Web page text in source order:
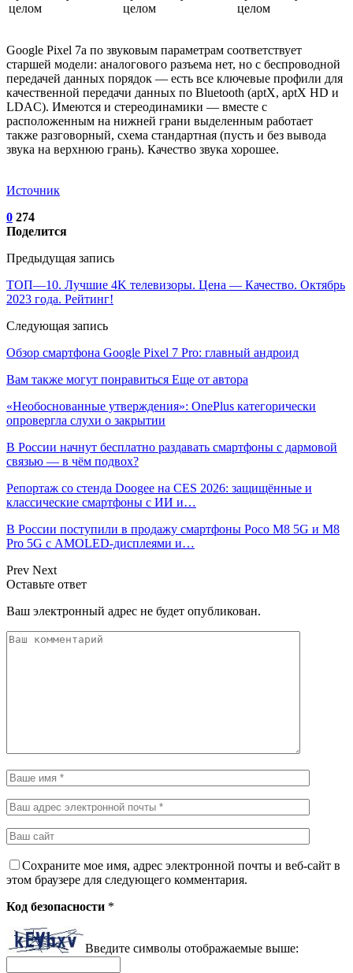
Google Pixel 7a по звуковым параметрам соответствует
старшей модели: аналогового разъема нет, но с беспроводной
передачей данных порядок — есть все ключевые профили для
качественной передачи данных по Bluetooth (aptX, aptX HD и
LDAC). Имеются и стереодинамики — вместе с
расположенным на нижней грани выделенным работает
также разговорный, схема стандартная (пусть и без вывода
звука на верхнюю грань). Качество звука хорошее.
Источник
0 274
Поделится
Предыдущая запись
ТОП—10. Лучшие 4K телевизоры. Цена — Качество. Октябрь
2023 года. Рейтинг!
Следующая запись
Обзор смартфона Google Pixel 7 Pro: главный андроид
Вам также могут понравиться Еще от автора
«Необоснованные утверждения»: OnePlus категорически
опровергла слухи о закрытии
В России начнут бесплатно раздавать смартфоны с дармовой
связью — в чём подвох?
Репортаж со стенда Doogee на CES 2026: защищённые и
классические смартфоны с ИИ и…
В России поступили в продажу смартфоны Poco M8 5G и M8
Pro 5G с AMOLED-дисплеями и…
Prev Next
Оставьте ответ
Ваш электронный адрес не будет опубликован.
Сохраните мое имя, адрес электронной почты и веб-сайт в
этом браузере для следующего комментария.
Код безопасности *
Введите символы отображаемые выше: